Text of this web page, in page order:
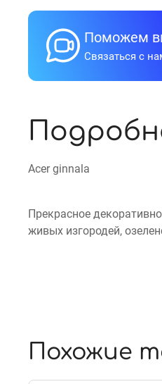
Поможем
Связаться с
Acer ginnala
Прекрасное
живых изгородей,
Похожие